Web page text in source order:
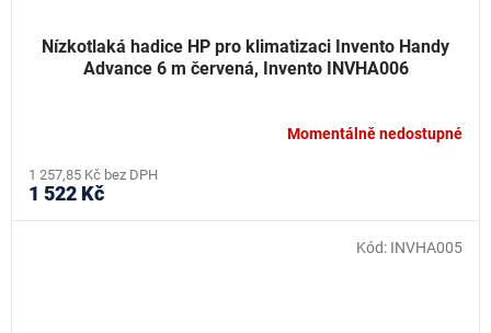
Nízkotlaká hadice HP pro klimatizaci Invento Handy
Advance 6 m červená, Invento INVHA006
Momentálně nedostupné
1 257,85 Kč bez DPH
1 522 Kč
Kód: INVHA005